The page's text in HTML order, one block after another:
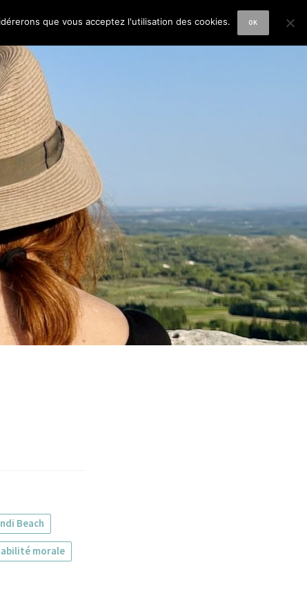
Beach
morale
que vous acceptez l'utilisation des cookies. OK